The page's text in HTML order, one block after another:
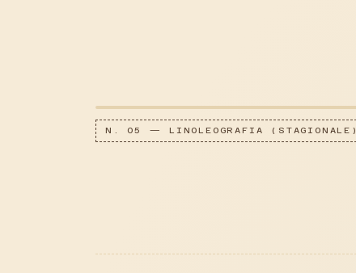
N. 05 — LINOLEOGRAFIA (STAGIONALE)